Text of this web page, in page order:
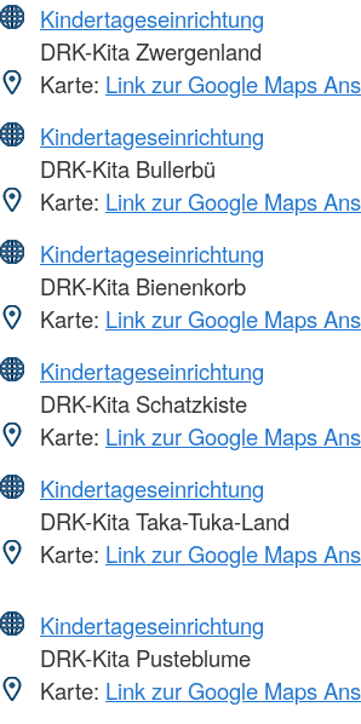
Kindertageseinrichtung
DRK-Kita Zwergenland
Karte: Link zur Google Maps
Kindertageseinrichtung
DRK-Kita Bullerbü
Karte: Link zur Google Maps
Kindertageseinrichtung
DRK-Kita Bienenkorb
Karte: Link zur Google Maps
Kindertageseinrichtung
DRK-Kita Schatzkiste
Karte: Link zur Google Maps
Kindertageseinrichtung
DRK-Kita Taka-Tuka-Land
Karte: Link zur Google Maps
Kindertageseinrichtung
DRK-Kita Pusteblume
Karte: Link zur Google Maps